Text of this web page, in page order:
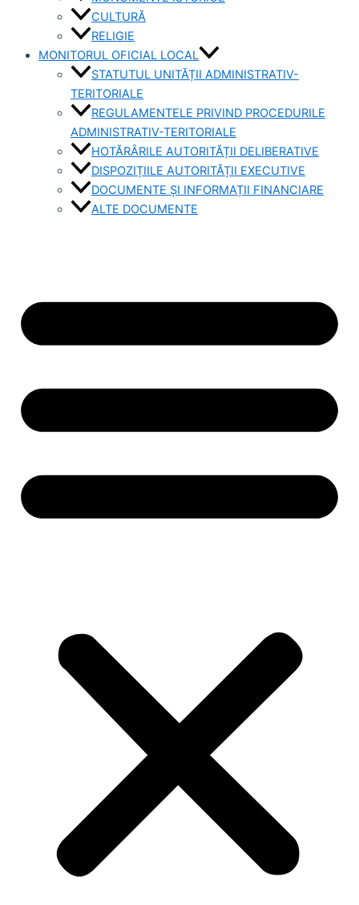
CULTURĂ
RELIGIE
MONITORUL OFICIAL LOCAL
STATUTUL UNITĂȚII ADMINISTRATIV-
TERITORIALE
REGULAMENTELE PRIVIND PROCEDURILE
ADMINISTRATIV-TERITORIALE
HOTĂRÂRILE AUTORITĂȚII DELIBERATIVE
DISPOZIȚIILE AUTORITĂȚII EXECUTIVE
DOCUMENTE ȘI INFORMAȚII FINANCIARE
ALTE DOCUMENTE